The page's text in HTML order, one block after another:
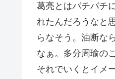
葛亮とはバチバチ
れたんだろうなと
らなそう。油断な
なぁ。多分周瑜の
それでいくとイメ